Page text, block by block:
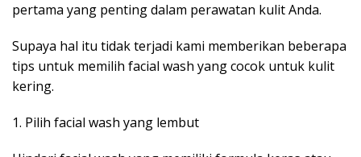
pertama yang penting dalam perawatan kulit Anda.
Supaya hal itu tidak terjadi kami memberikan beberapa
tips untuk memilih facial wash yang cocok untuk kulit
kering.
1. Pilih facial wash yang lembut